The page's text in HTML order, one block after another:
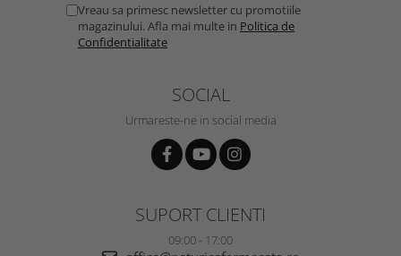
Vreau sa primesc newsletter cu promotiile
magazinului. Afla mai multe in Politica de
Confidentialitate
SOCIAL
Urmareste-ne in social media
SUPORT CLIENTI
09:00 - 17:00